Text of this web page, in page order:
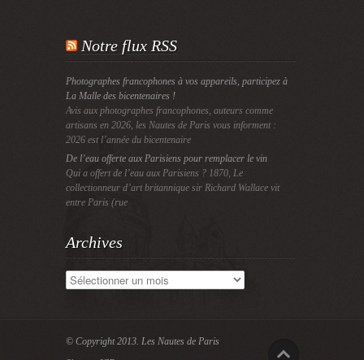
Notre flux RSS
Photographes francophones à vos appareils, participez à
La Malle des bicentenaires !
Avis aux photographes francophones, auteurs comme
artisans en 2026, les Nautes de Paris vous informent :
2026 est l’année du bicentenaire
De l’eau offerte aux Parisiens pour remplacer le vin
Qui a offert de l’eau aux Parisiens ? 1870, Le
collectionneur d’art britannique sir Richard Wallace vit
entre Paris (rue
Archives
Archives
© Copyright 2013. Les Nautes de Paris